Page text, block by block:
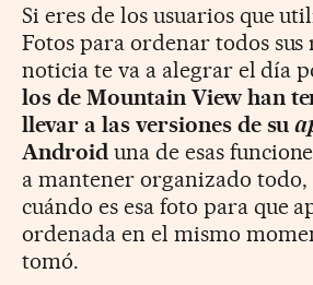
Si eres de los usuarios que
Fotos para ordenar todos sus
noticia te va a alegrar el día
los de Mountain View han
llevar a las versiones de su
Androiduna de esas
a mantener organizado todo,
cuándo es esa foto para que
ordenada en el mismo
tomó.